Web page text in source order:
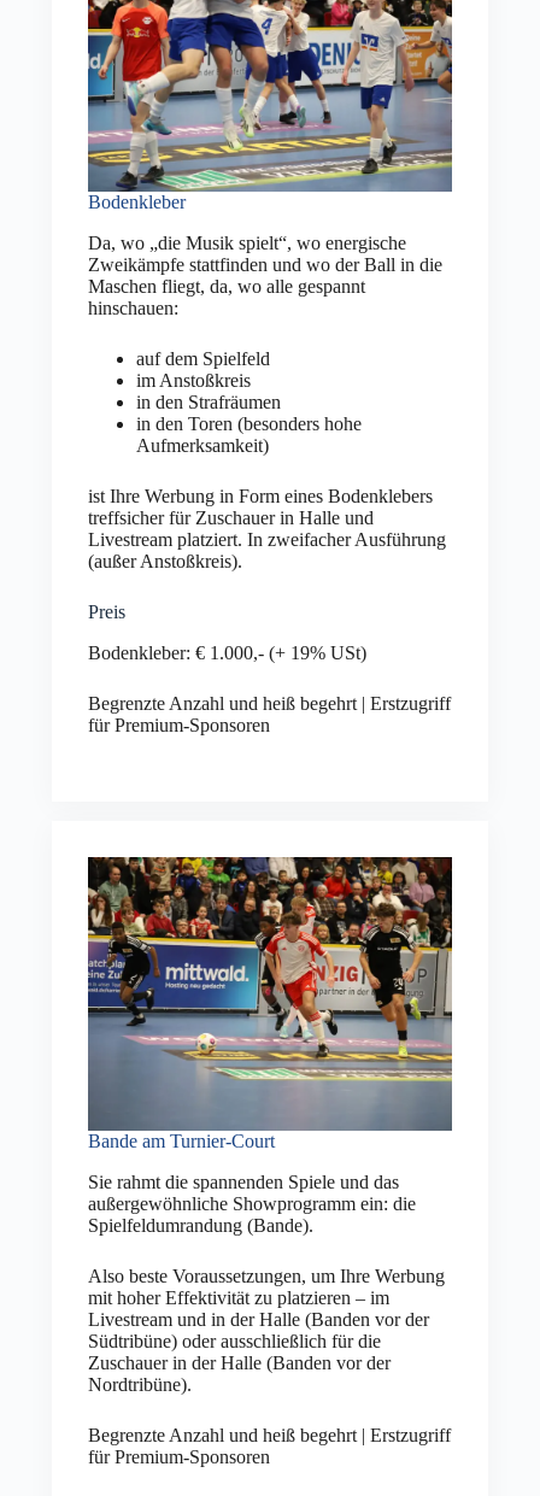
Bodenkleber
Da, wo „die Musik spielt“, wo energische
Zweikämpfe stattfinden und wo der Ball in die
Maschen fliegt, da, wo alle gespannt
hinschauen:
auf dem Spielfeld
im Anstoßkreis
in den Strafräumen
in den Toren (besonders hohe
Aufmerksamkeit)
ist Ihre Werbung in Form eines Bodenklebers
treffsicher für Zuschauer in Halle und
Livestream platziert. In zweifacher Ausführung
(außer Anstoßkreis).
Preis
Bodenkleber: € 1.000,- (+ 19% USt)
Begrenzte Anzahl und heiß begehrt | Erstzugriff
für Premium-Sponsoren
Bande am Turnier-Court
Sie rahmt die spannenden Spiele und das
außergewöhnliche Showprogramm ein: die
Spielfeldumrandung (Bande).
Also beste Voraussetzungen, um Ihre Werbung
mit hoher Effektivität zu platzieren – im
Livestream und in der Halle (Banden vor der
Südtribüne) oder ausschließlich für die
Zuschauer in der Halle (Banden vor der
Nordtribüne).
Begrenzte Anzahl und heiß begehrt | Erstzugriff
für Premium-Sponsoren